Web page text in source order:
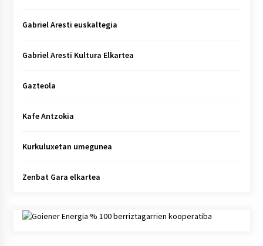
Gabriel Aresti euskaltegia
Gabriel Aresti Kultura Elkartea
Gazteola
Kafe Antzokia
Kurkuluxetan umegunea
Zenbat Gara elkartea